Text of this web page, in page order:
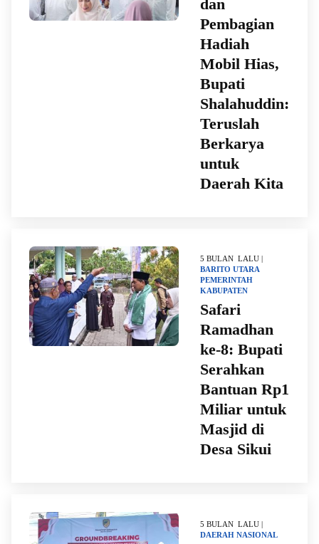
dan
Pembagian
Hadiah
Mobil Hias,
Bupati
Shalahuddin:
Teruslah
Berkarya
untuk
Daerah Kita
5 BULAN LALU |
BARITO UTARA
PEMERINTAH
KABUPATEN
Safari
Ramadhan
ke-8: Bupati
Serahkan
Bantuan Rp1
Miliar untuk
Masjid di
Desa Sikui
5 BULAN LALU |
DAERAH NASIONAL